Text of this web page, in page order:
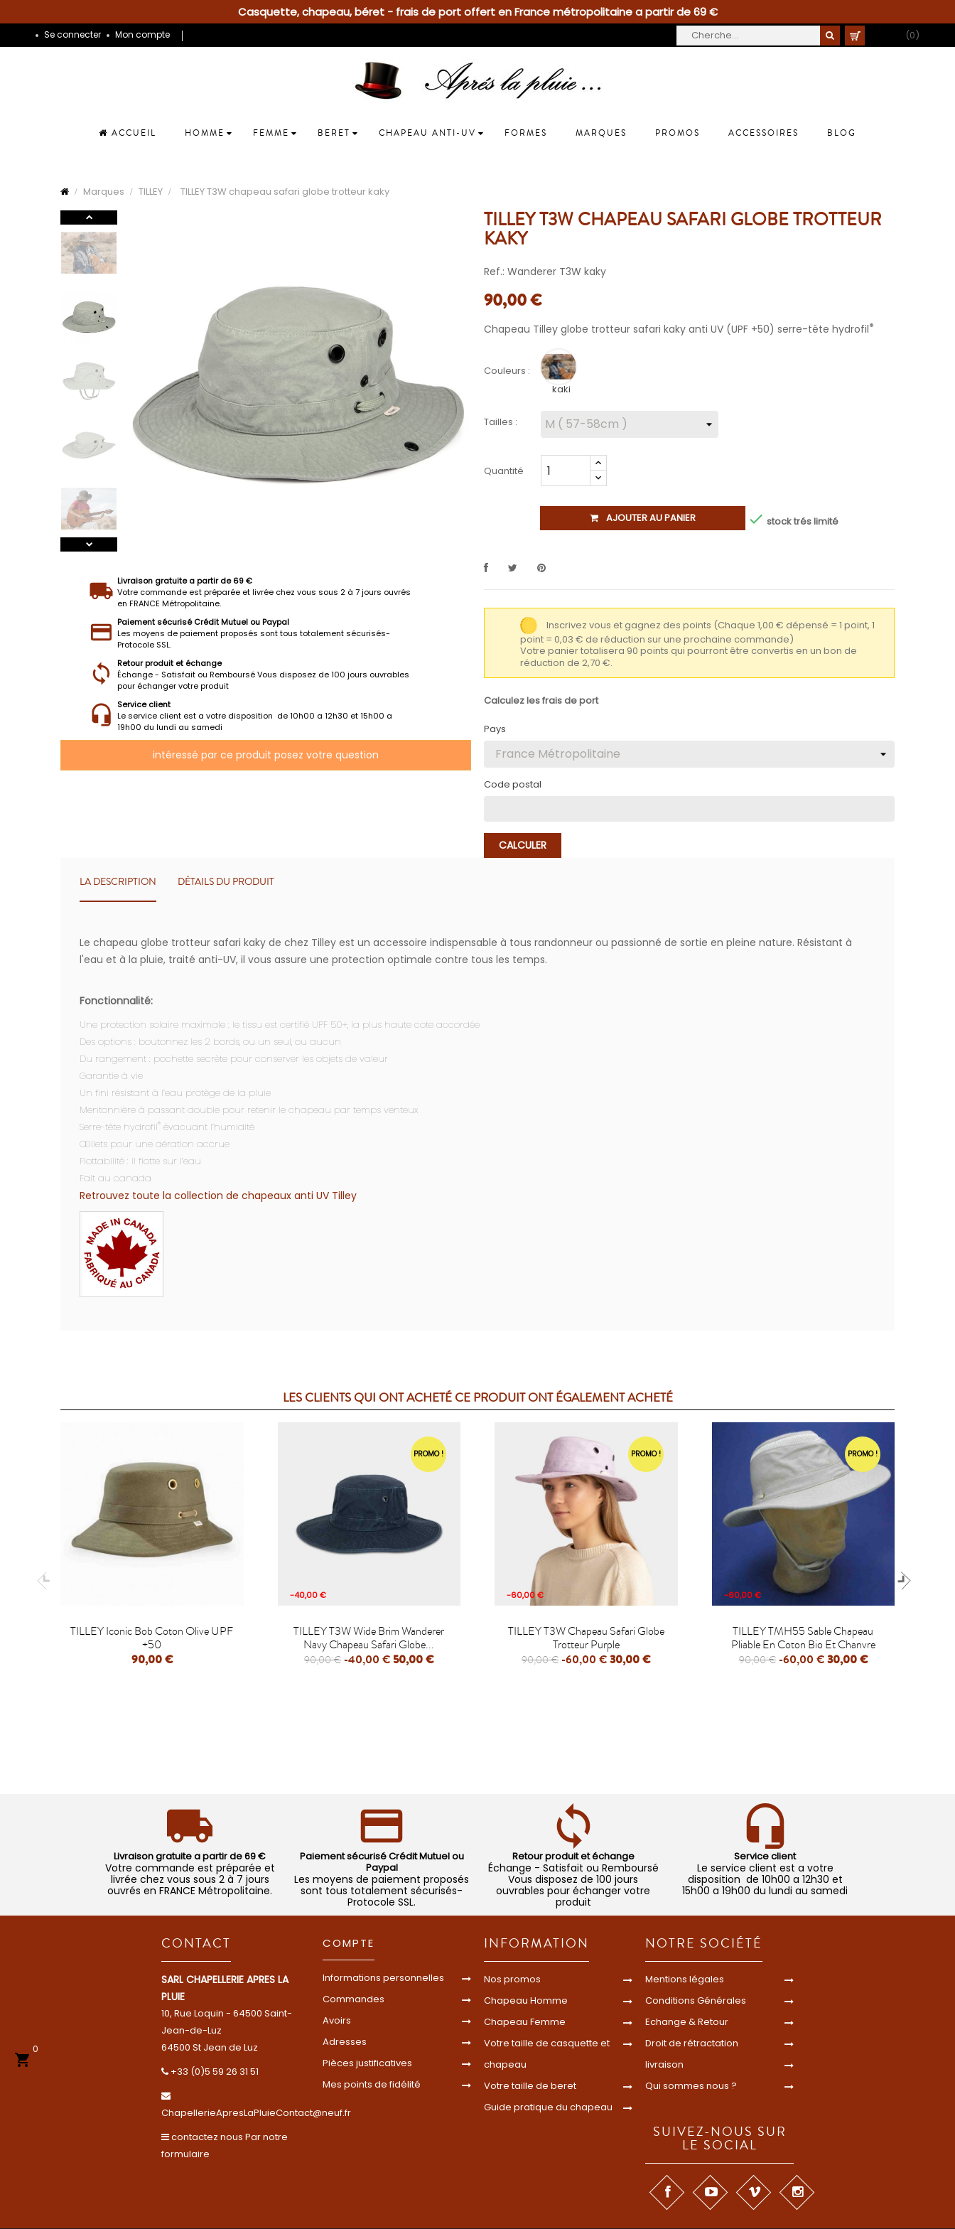
Casquette, chapeau, béret - frais de port offert en France métropolitaine a partir de 69 €
Se connecter Mon compte (0)
ACCUEIL HOMME FEMME BERET CHAPEAU ANTI-UV FORMES MARQUES PROMOS ACCESSOIRES BLOG
Marques TILLEY TILLEY T3W chapeau safari globe trotteur kaky
Livraison gratuite a partir de 69 €
Votre commande est préparée et livrée chez vous sous 2 à 7 jours ouvrés
en FRANCE Métropolitaine.
Paiement sécurisé Crédit Mutuel ou Paypal
Les moyens de paiement proposés sont tous totalement sécurisés-
Protocole SSL.
Retour produit et échange
Échange - Satisfait ou Remboursé Vous disposez de 100 jours ouvrables
pour échanger votre produit
Service client
Le service client est a votre disposition de 10h00 a 12h30 et 15h00 a
19h00 du lundi au samedi
intéressé par ce produit posez votre question
TILLEY T3W CHAPEAU SAFARI GLOBE TROTTEUR
KAKY
Ref.: Wanderer T3W kaky
90,00 €
Chapeau Tilley globe trotteur safari kaky anti UV (UPF +50) serre-tête hydrofil®
Couleurs :
kaki
Tailles :
Quantité
AJOUTER AU PANIER  stock trés limité
Inscrivez vous et gagnez des points (Chaque 1,00 € dépensé = 1 point, 1
point = 0,03 € de réduction sur une prochaine commande)
Votre panier totalisera 90 points qui pourront être convertis en un bon de
réduction de 2,70 €.
Calculez les frais de port
Pays
Code postal
CALCULER
LA DESCRIPTION DÉTAILS DU PRODUIT
Le chapeau globe trotteur safari kaky de chez Tilley est un accessoire indispensable à tous randonneur ou passionné de sortie en pleine nature. Résistant à
l'eau et à la pluie, traité anti-UV, il vous assure une protection optimale contre tous les temps.
Fonctionnalité:
Une protection solaire maximale : le tissu est certifié UPF 50+, la plus haute cote accordée
Des options : boutonnez les 2 bords, ou un seul, ou aucun
Du rangement : pochette secrète pour conserver les objets de valeur
Garantie à vie
Un fini résistant à l’eau protège de la pluie
Mentonnière à passant double pour retenir le chapeau par temps venteux
Serre-tête hydrofil® évacuant l’humidité
Œillets pour une aération accrue
Flottabilité : il flotte sur l’eau
Fait au canada
Retrouvez toute la collection de chapeaux anti UV Tilley
LES CLIENTS QUI ONT ACHETÉ CE PRODUIT ONT ÉGALEMENT ACHETÉ

TILLEY Iconic Bob Coton Olive UPF
+50
90,00 €
APERÇU RAPIDE
PROMO !
-40,00 €

TILLEY T3W Wide Brim Wanderer
Navy Chapeau Safari Globe...
90,00 € -40,00 € 50,00 €
APERÇU RAPIDE
PROMO !
-60,00 €

TILLEY T3W Chapeau Safari Globe
Trotteur Purple
90,00 € -60,00 €30,00 €
APERÇU RAPIDE
PROMO !
-60,00 €

TILLEY TMH55 Sable Chapeau
Pliable En Coton Bio Et Chanvre
90,00 € -60,00 €30,00 €
APERÇU RAPIDE
Livraison gratuite a partir de 69 €
Votre commande est préparée et
livrée chez vous sous 2 à 7 jours
ouvrés en FRANCE Métropolitaine.
Paiement sécurisé Crédit Mutuel ou
Paypal
Les moyens de paiement proposés
sont tous totalement sécurisés-
Protocole SSL.
Retour produit et échange
Échange - Satisfait ou Remboursé
Vous disposez de 100 jours
ouvrables pour échanger votre
produit
Service client
Le service client est a votre
disposition de 10h00 a 12h30 et
15h00 a 19h00 du lundi au samedi
CONTACT
SARL CHAPELLERIE APRES LA
PLUIE
10, Rue Loquin - 64500 Saint-
Jean-de-Luz
64500 St Jean de Luz
+33 (0)5 59 26 31 51
ChapellerieApresLaPluieContact@neuf.fr
contactez nous Par notre
formulaire
COMPTE
Informations personnelles
Commandes
Avoirs
Adresses
Pièces justificatives
Mes points de fidélité
INFORMATION
Nos promos
Chapeau Homme
Chapeau Femme
Votre taille de casquette et
chapeau
Votre taille de beret
Guide pratique du chapeau
NOTRE SOCIÉTÉ
Mentions légales
Conditions Générales
Echange & Retour
Droit de rétractation
livraison
Qui sommes nous ?
SUIVEZ-NOUS SUR
LE SOCIAL

0